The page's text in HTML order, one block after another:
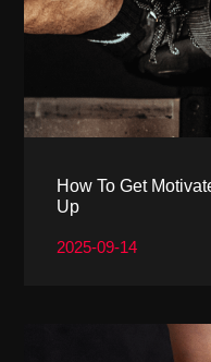
How To Get
Up
2025-09-14